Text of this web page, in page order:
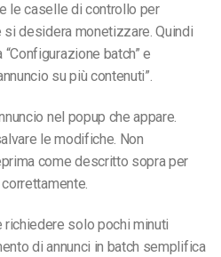
le caselle di controllo per
desidera monetizzare. Quindi
batch” e
su più contenuti”.
nel popup che appare.
le modifiche. Non
come descritto sopra per
solo pochi minuti
di annunci in batch semplifica